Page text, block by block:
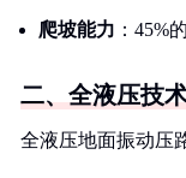
爬坡能力 ：45%
二、全液压技
全液压地面振动压